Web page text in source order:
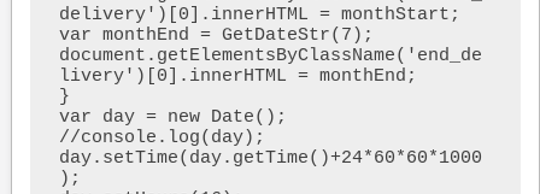
delivery')[0].innerHTML = monthStart;
var monthEnd = GetDateStr(7);
document.getElementsByClassName('end_de
livery')[0].innerHTML = monthEnd;
}
var day = new Date();
//console.log(day);
day.setTime(day.getTime()+24*60*60*1000
);